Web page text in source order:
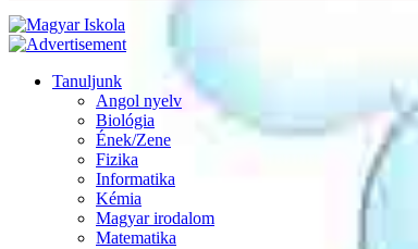
Tanuljunk
Angol nyelv
Biológia
Ének/Zene
Fizika
Informatika
Kémia
Magyar irodalom
Matematika